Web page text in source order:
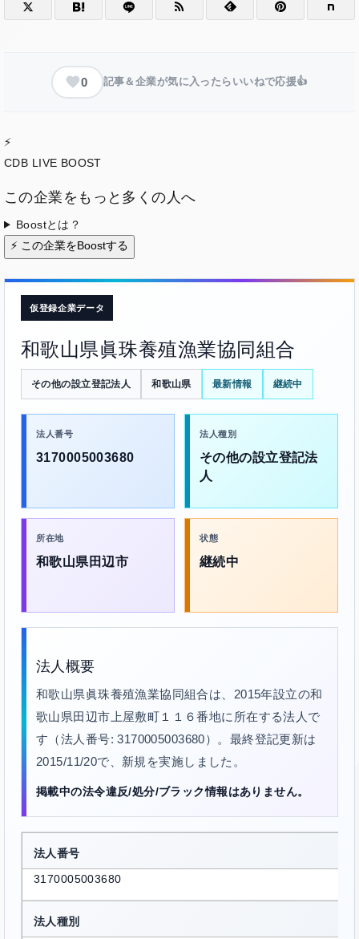
0 記事＆企業が気に入ったらいいねで応援👍
⚡
CDB LIVE BOOST
この企業をもっと多くの人へ
Boostとは？
⚡ この企業をBoostする
仮登録企業データ
和歌山県眞珠養殖漁業協同組合
その他の設立登記法人 和歌山県 最新情報 継続中
法人番号
3170005003680
法人種別
その他の設立登記法
人
所在地
和歌山県田辺市
状態
継続中
法人概要
和歌山県眞珠養殖漁業協同組合は、2015年設立の和
歌山県田辺市上屋敷町１１６番地に所在する法人で
す（法人番号: 3170005003680）。最終登記更新は
2015/11/20で、新規を実施しました。
掲載中の法令違反/処分/ブラック情報はありません。
法人番号
3170005003680
法人種別